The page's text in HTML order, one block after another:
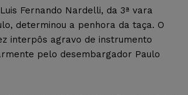
Fernando Nardelli, da 3ª vara
determinou a penhora da taça. O
interpôs agravo de instrumento
pelo desembargador Paulo